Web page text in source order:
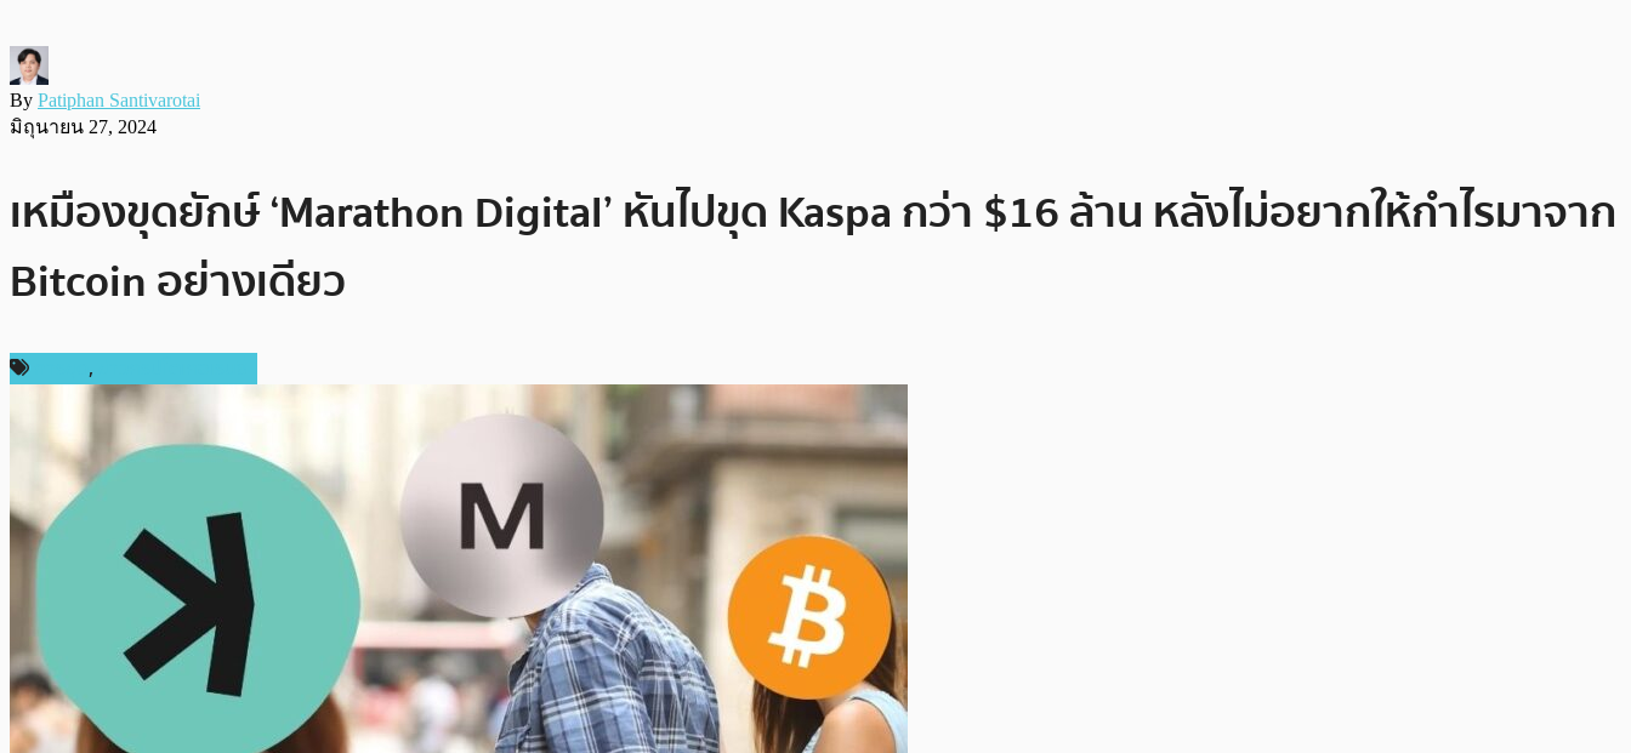
By Patiphan Santivarotai
มิถุนายน 27, 2024
เหมืองขุดยักษ์ ‘Marathon Digital’ หันไปขุด Kaspa กว่า $16 ล้าน หลังไม่อยากให้กำไรมาจาก
Bitcoin อย่างเดียว
,